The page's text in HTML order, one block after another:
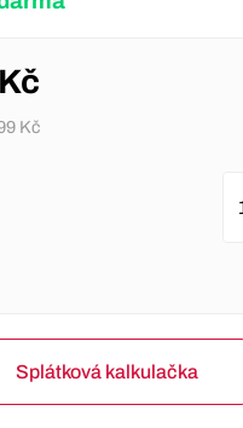
Kč
Splátková kalkulačka